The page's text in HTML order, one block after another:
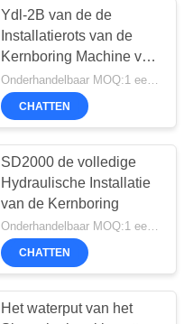
Ydl-2B van de de
Installatierots van de
Kernboring Machine van
de de Kernboring 600m
Maximum het Boren
Lengte
CHATTEN
SD2000 de volledige
Hydraulische Installatie
van de Kernboring
Onderhandelbaar MOQ:1 eenheid
CHATTEN
Het waterput van het